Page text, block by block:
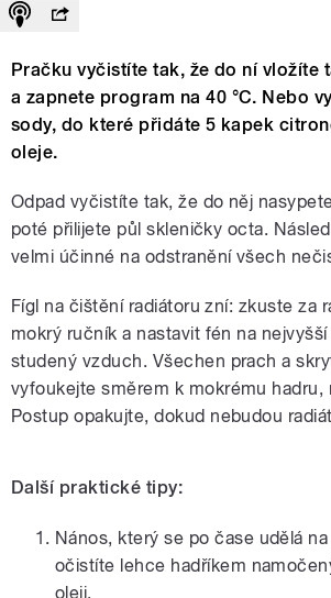
Pračku vyčistíte tak, že do ní vložíte
a zapnete program na 40 °C. Nebo
sody, do které přidáte 5 kapek
oleje.
Odpad vyčistíte tak, že do něj
poté přilijete půl skleničky octa.
velmi účinné na odstranění všech
Fígl na čištění radiátoru zní: zkuste za
mokrý ručník a nastavit fén na
studený vzduch. Všechen prach a
vyfoukejte směrem k mokrému hadru,
Postup opakujte, dokud nebudou
Další praktické tipy:
Nános, který se po čase udělá
očistíte lehce hadříkem
oleji.